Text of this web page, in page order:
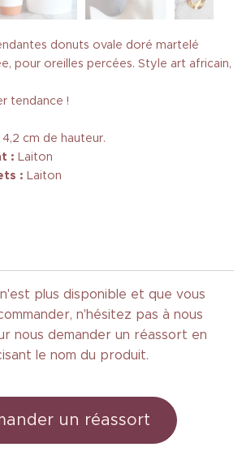
donuts ovale doré martelé
pour oreilles percées. Style art africain,
tendance !
4,2 cm de hauteur.
: Laiton
: Laiton
plus disponible et que vous
n'hésitez pas à nous
nous demander un réassort en
le nom du produit.
un réassort